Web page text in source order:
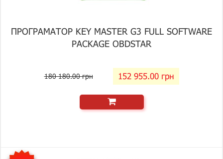
ПРОГРАМАТОР KEY MASTER G3 FULL SOFTWARE
PACKAGE OBDSTAR
180 180.00 грн 152 955.00 грн